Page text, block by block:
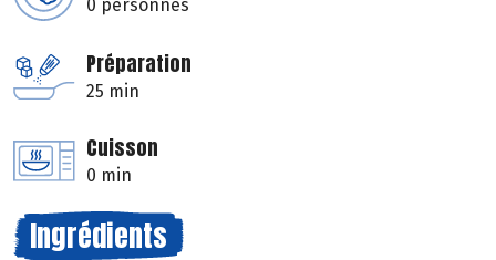
0 personnes
Préparation
25 min
Cuisson
0 min
Ingrédients